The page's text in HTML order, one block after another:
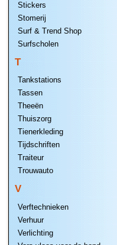
Stickers
Stomerij
Surf & Trend Shop
Surfscholen
T
Tankstations
Tassen
Theeën
Thuiszorg
Tienerkleding
Tijdschriften
Traiteur
Trouwauto
V
Verftechnieken
Verhuur
Verlichting